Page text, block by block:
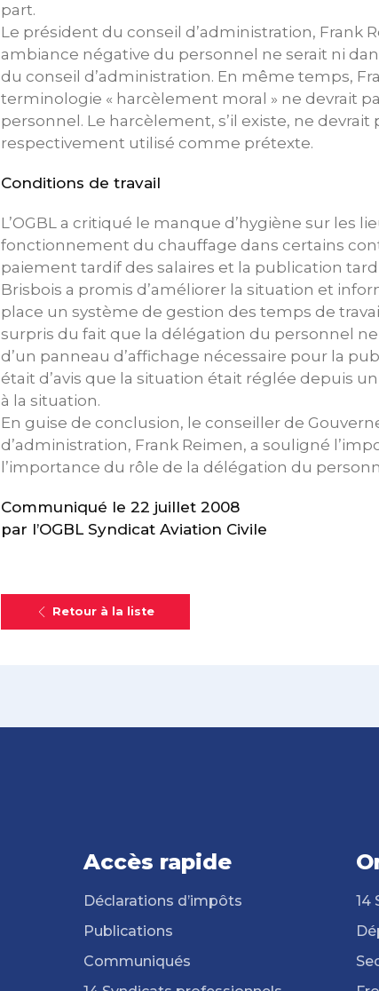
part.
Le président du conseil d’administration, Frank
ambiance négative du personnel ne serait ni
du conseil d’administration. En même temps,
terminologie « harcèlement moral » ne devrait
personnel. Le harcèlement, s’il existe, ne
respectivement utilisé comme prétexte.
Conditions de travail
L’OGBL a critiqué le manque d’hygiène sur les
fonctionnement du chauffage dans certains
paiement tardif des salaires et la publication
Brisbois a promis d’améliorer la situation et
place un système de gestion des temps de
surpris du fait que la délégation du personnel
d’un panneau d’affichage nécessaire pour la
était d’avis que la situation était réglée depuis
à la situation.
En guise de conclusion, le conseiller de
d’administration, Frank Reimen, a souligné
l’importance du rôle de la délégation du
Communiqué le 22 juillet 2008
par l’OGBL Syndicat Aviation Civile
Retour à la liste
Accès rapide
Déclarations d’impôts
Publications
Communiqués
14